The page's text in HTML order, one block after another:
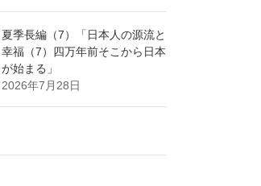
夏季長編（7）「日本人の源流と
幸福（7）四万年前そこから日本
が始まる」
2026年7月28日